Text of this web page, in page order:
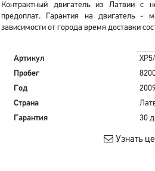
Контрактный двигатель из Латвии с
предоплат. Гарантия на двигатель -
зависимости от города время доставки
Артикул
Пробег
Год
Страна
Гарантия
30
Узнать